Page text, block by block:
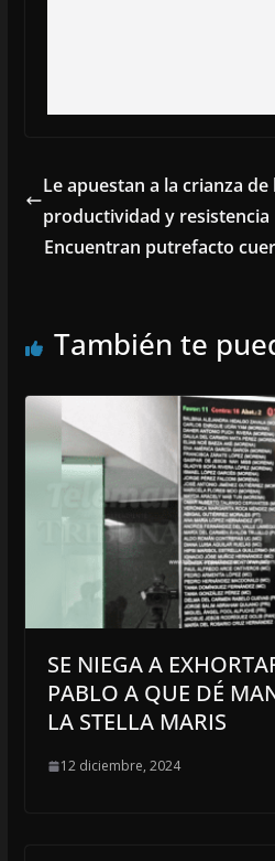
Le apuestan a la crianza
productividad y resistencia
Encuentran putrefacto
También te
SE NIEGA A
PABLO A QUE DÉ
LA STELLA MARIS
12 diciembre, 2024